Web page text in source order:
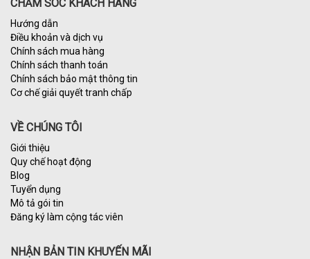
CHĂM SÓC KHÁCH HÀNG
Hướng dẫn
Điều khoản và dịch vụ
Chính sách mua hàng
Chính sách thanh toán
Chính sách bảo mật thông tin
Cơ chế giải quyết tranh chấp
VỀ CHÚNG TÔI
Giới thiệu
Quy chế hoạt động
Blog
Tuyển dụng
Mô tả gói tin
Đăng ký làm cộng tác viên
NHẬN BẢN TIN KHUYẾN MÃI